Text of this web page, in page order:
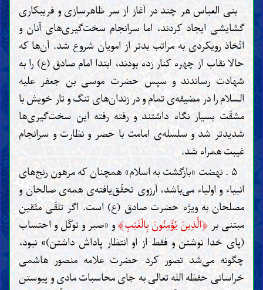
بنی العباس هر چند در آغاز از سر ظاهرسازی و فریبکاری
گشایشی ایجاد کردند، اما سرانجام سخت‌گیری‌های آنان و
اتّخاذ رویکردی به مراتب بدتر از امویان شروع شد. آن‌ها که
حالا نقاب از چهره کنار زده بودند، ابتدا امام صادق (ع) را به
شهادت رساندند و سپس حضرت موسی بن جعفر علیه
السلام را در مضیقه‌ی تمام و در زندان‌های تنگ و تار خویش با
مشقّت بسیار نگاه داشتند و رفته رفته این سخت‌گیری‌ها
شدیدتر شد و سلسله‌ی امامت با حصر و نظارت و سرانجام
غیبت همراه شد.
۵ . نهضت «بازگشت به اسلام» همچنان که مرهون رنج‌های
انبیاء و اولیاء می‌باشد، آرزوی تحقّق‌یافته‌ی همه‌ی صالحان و
مصلحان به ویژه حضرت صادق (ع) است. اگر تلقّی متّقین
مبتنی بر ﴿الَّذِينَ يُؤْمِنُونَ بِالْغَيْبِ﴾و «صبر و توکّل و احتساب
(پای خدا نوشتن و فقط از او انتظار پاداش داشتن)» نبود،
چگونه می‌شد تصور کرد حضرت علامه منصور هاشمی
خراسانی حفظه الله تعالی به جای محاسبات مادی و پیوستن